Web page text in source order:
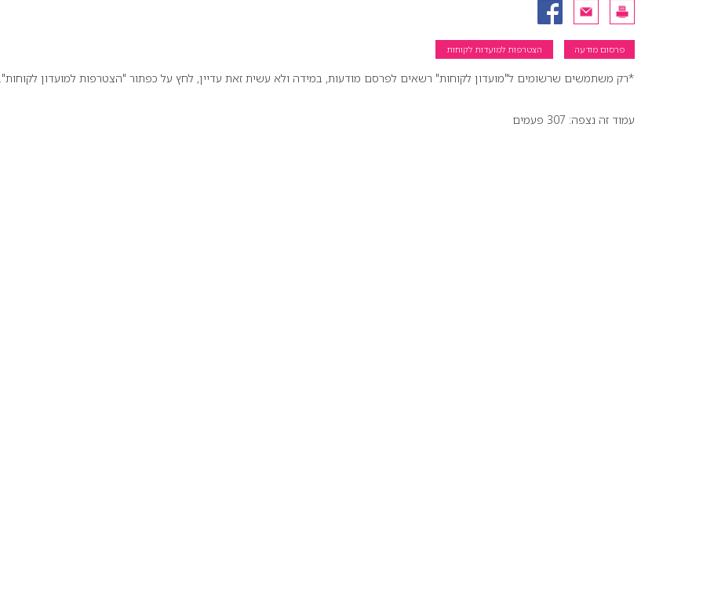
פרסום מודעה הצטרפות למועדות לקוחות
*רק משתמשים שרשומים ל"מועדון לקוחות" רשאים לפרסם מודעות, במידה ולא עשית זאת עדיין, לחץ על כפתור "הצטרפות למועדון לקוחות".
עמוד זה נצפה: 307 פעמים